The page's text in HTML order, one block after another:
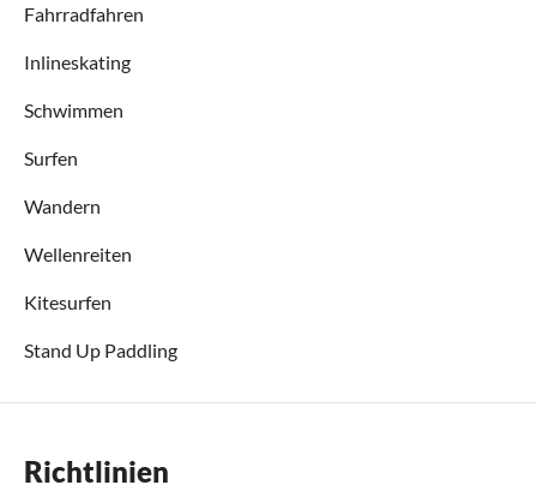
Fahrradfahren
Inlineskating
Schwimmen
Surfen
Wandern
Wellenreiten
Kitesurfen
Stand Up Paddling
Richtlinien